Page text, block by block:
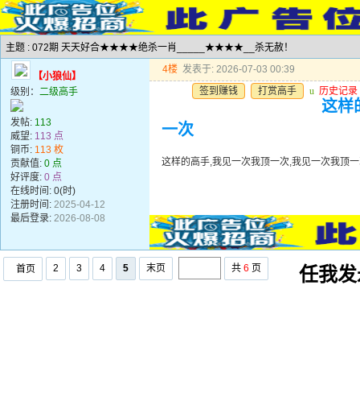
主题 : 072期 天天好合★★★★绝杀一肖_____★★★★__杀无赦！
【小狼仙】
级别： 二级高手
发帖: 113
威望: 113 点
铜币: 113 枚
贡献值: 0 点
好评度: 0 点
在线时间: 0(时)
注册时间: 2025-04-12
最后登录: 2026-08-08
4楼 发表于: 2026-07-03 00:39
签到赚钱
打赏高手 u 历史记录
这样
一次
这样的高手,我见一次我顶一次,我见一次我顶
首页 2 3 4 5 末页 共 6 页 任我发